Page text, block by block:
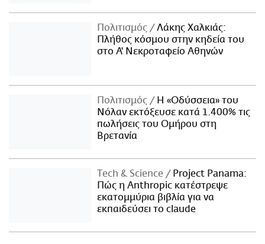
Πολιτισμός
Λάκης Χαλκιάς:
Πλήθος κόσμου στην κηδεία του
στο Α' Νεκροταφείο Αθηνών
Πολιτισμός
Η «Οδύσσεια» του
Νόλαν εκτόξευσε κατά 1.400% τις
πωλήσεις του Ομήρου στη
Βρετανία
Τech & Science
Project Panama:
Πώς η Anthropic κατέστρεψε
εκατομμύρια βιβλία για να
εκπαιδεύσει το claude